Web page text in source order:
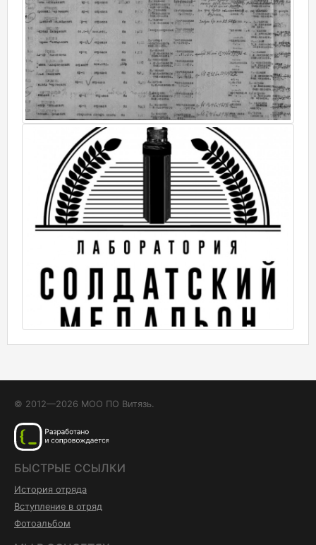
© 2012—2026 МОО ПО Витязь.
БЫСТРЫЕ ССЫЛКИ
История отряда
Вступление в отряд
Фотоальбом